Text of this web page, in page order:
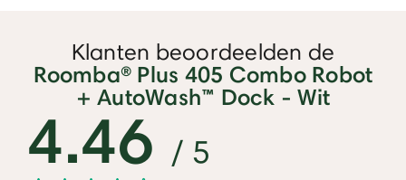
Klanten beoordeelden de
Roomba® Plus 405 Combo Robot
+ AutoWash™ Dock - Wit
4.46 / 5